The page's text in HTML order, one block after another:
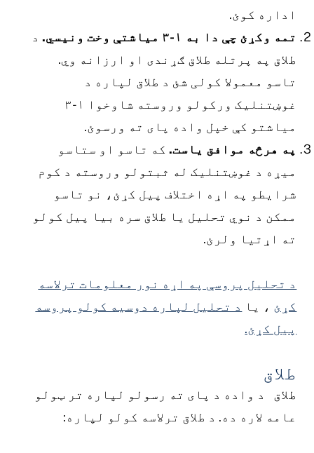
اداره کوئ.
تمه وکړئ چې دا به ۱-۳ میاشتې وخت ونیسي.
د
طلاق په پرتله طلاق ګړندی او ارزانه وي.
تاسو معمولا کولی شئ د طلاق لپاره د
میاشتو کې خپل واده پای ته ورسوئ.
په هرڅه موافق یاست.که تاسو او ستاسو
میړه د غوښتنلیک له ثبتولو وروسته د کوم
شرایطو په اړه اختلاف پیل کړئ، نو تاسو
ممکن د نوي تحلیل یا طلاق سره بیا پیل کولو
ته اړتیا ولرئ.
د تحلیل پروسې په اړه نور معلومات ترلاسه
کړئ، یا
د تحلیل لپاره دوسیه کولو پروسه
پیل کړئ.
طلاق
طلاق د واده د پای ته رسولو لپاره تر ټولو
عامه لاره ده. د طلاق ترلاسه کولو لپاره: